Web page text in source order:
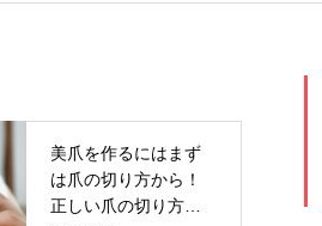
美爪を作るにはまず
は爪の切り方から！
正しい爪の切り方と